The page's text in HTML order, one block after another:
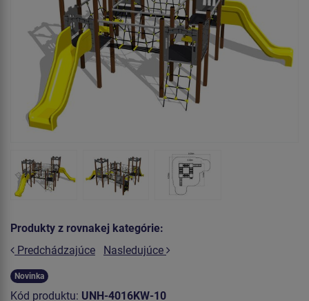
Produkty z rovnakej kategórie:
Predchádzajúce
Nasledujúce
Novinka
Kód produktu: UNH-4016KW-10